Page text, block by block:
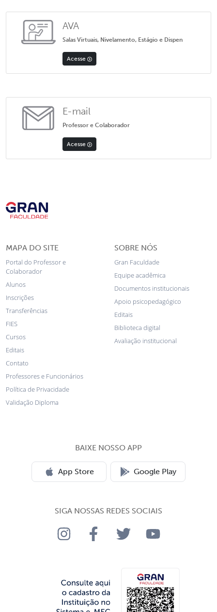
AVA
Salas Virtuais, Nivelamento, Estágio e Dispen
Acesse
E-mail
Professor e Colaborador
Acesse
MAPA DO SITE
Portal do Professor e
Colaborador
Alunos
Inscrições
Transferências
FIES
Cursos
Editais
Contato
Professores e Funcionários
Política de Privacidade
Validação Diploma
SOBRE NÓS
Gran Faculdade
Equipe acadêmica
Documentos institucionais
Apoio psicopedagógico
Editais
Biblioteca digital
Avaliação institucional
BAIXE NOSSO APP
App Store Google Play
SIGA NOSSAS REDES SOCIAIS